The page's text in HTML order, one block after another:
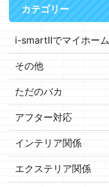
カテゴリー
i-smartⅡでマイホーム
その他
ただのバカ
アフター対応
インテリア関係
エクステリア関係